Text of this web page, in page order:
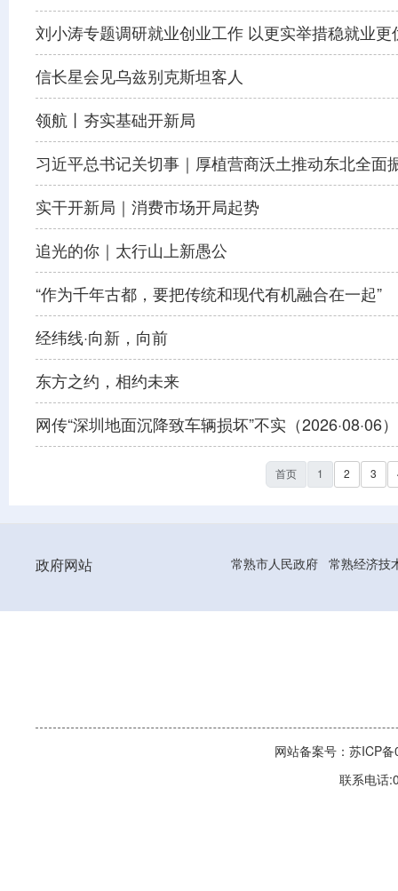
刘小涛专题调研就业创业工作 以更实举措稳就业更
信长星会见乌兹别克斯坦客人
领航丨夯实基础开新局
习近平总书记关切事｜厚植营商沃土推动东北全面
实干开新局｜消费市场开局起势
追光的你｜太行山上新愚公
“作为千年古都，要把传统和现代有机融合在一起”
经纬线·向新，向前
东方之约，相约未来
网传“深圳地面沉降致车辆损坏”不实（2026·08·06）
首页 1 2 3
政府网站 常熟市人民政府 常熟经济技
网站备案号：苏ICP
联系电话